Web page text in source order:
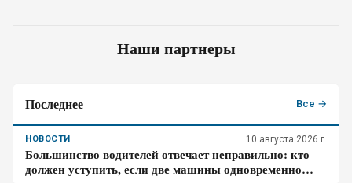
Наши партнеры
Последнее Все →
НОВОСТИ 10 августа 2026 г.
Большинство водителей отвечает неправильно: кто
должен уступить, если две машины одновременно